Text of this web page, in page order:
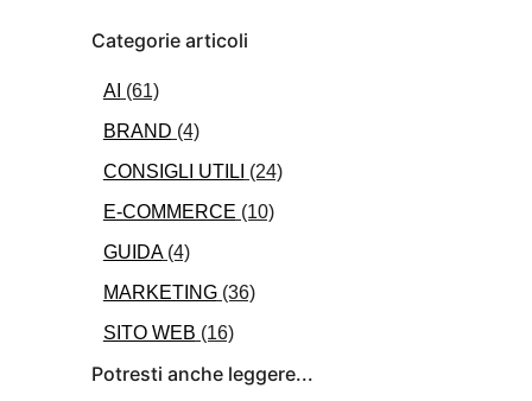
Categorie articoli
AI (61)
BRAND (4)
CONSIGLI UTILI (24)
E-COMMERCE (10)
GUIDA(4)
MARKETING(36)
SITO WEB (16)
Potresti anche leggere...